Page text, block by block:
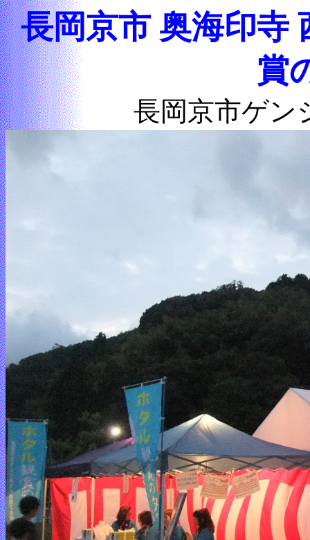
長岡京市 奥海印寺
賞
長岡京市ゲン